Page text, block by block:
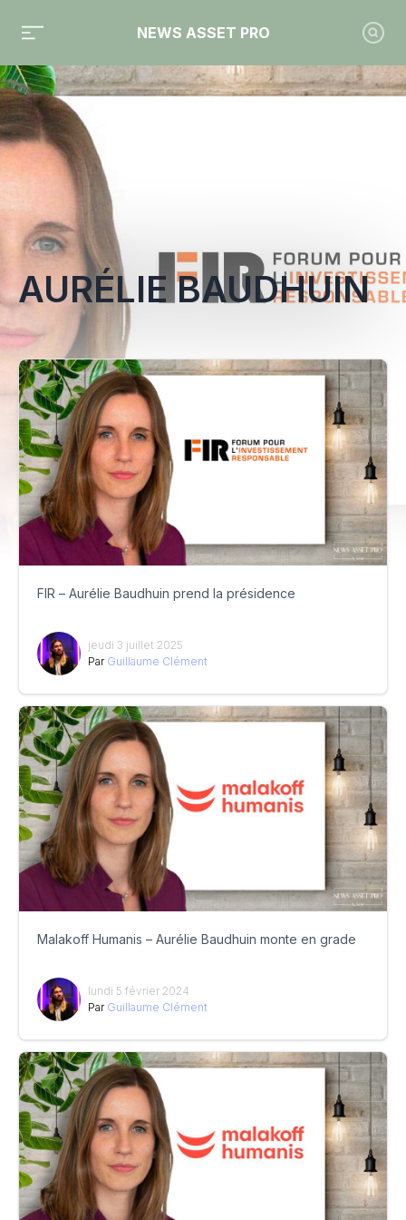
NEWS ASSET PRO
Toute l'actualité sur le tag "Aurélie Baudhuin"
AURÉLIE BAUDHUIN
FIR – Aurélie Baudhuin prend la présidence
jeudi 3 juillet 2025
Par Guillaume Clément
Malakoff Humanis – Aurélie Baudhuin monte en grade
lundi 5 février 2024
Par Guillaume Clément